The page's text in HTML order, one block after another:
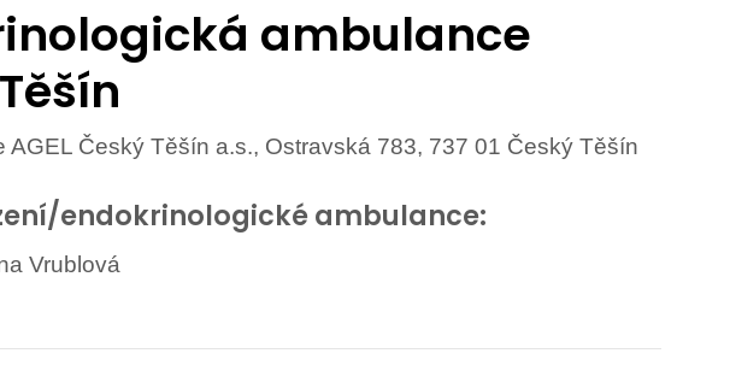
ambulance
AGEL Český Těšín a.s., Ostravská 783, 737 01 Český Těšín
endokrinologické ambulance:
Vrublová